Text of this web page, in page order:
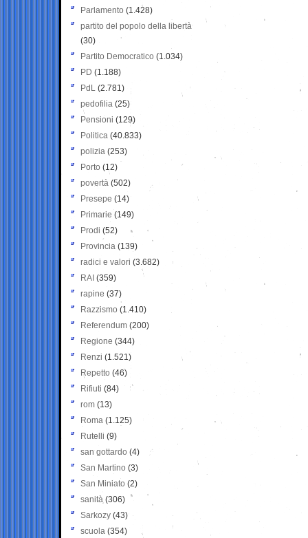
Parlamento (1.428)
partito del popolo della libertà
(30)
Partito Democratico (1.034)
PD (1.188)
PdL (2.781)
pedofilia (25)
Pensioni (129)
Politica (40.833)
polizia (253)
Porto (12)
povertà (502)
Presepe (14)
Primarie (149)
Prodi (52)
Provincia (139)
radici e valori (3.682)
RAI (359)
rapine (37)
Razzismo (1.410)
Referendum (200)
Regione (344)
Renzi (1.521)
Repetto (46)
Rifiuti (84)
rom (13)
Roma (1.125)
Rutelli (9)
san gottardo (4)
San Martino (3)
San Miniato (2)
sanità (306)
Sarkozy (43)
scuola (354)